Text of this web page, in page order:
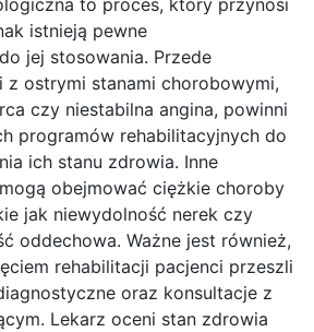
to proces, który przynosi
istnieją pewne
jej stosowania. Przede
z ostrymi stanami chorobowymi,
czy niestabilna angina, powinni
programów rehabilitacyjnych do
ich stanu zdrowia. Inne
obejmować ciężkie choroby
jak niewydolność nerek czy
oddechowa. Ważne jest również,
rehabilitacji pacjenci przeszli
oraz konsultacje z
Lekarz oceni stan zdrowia